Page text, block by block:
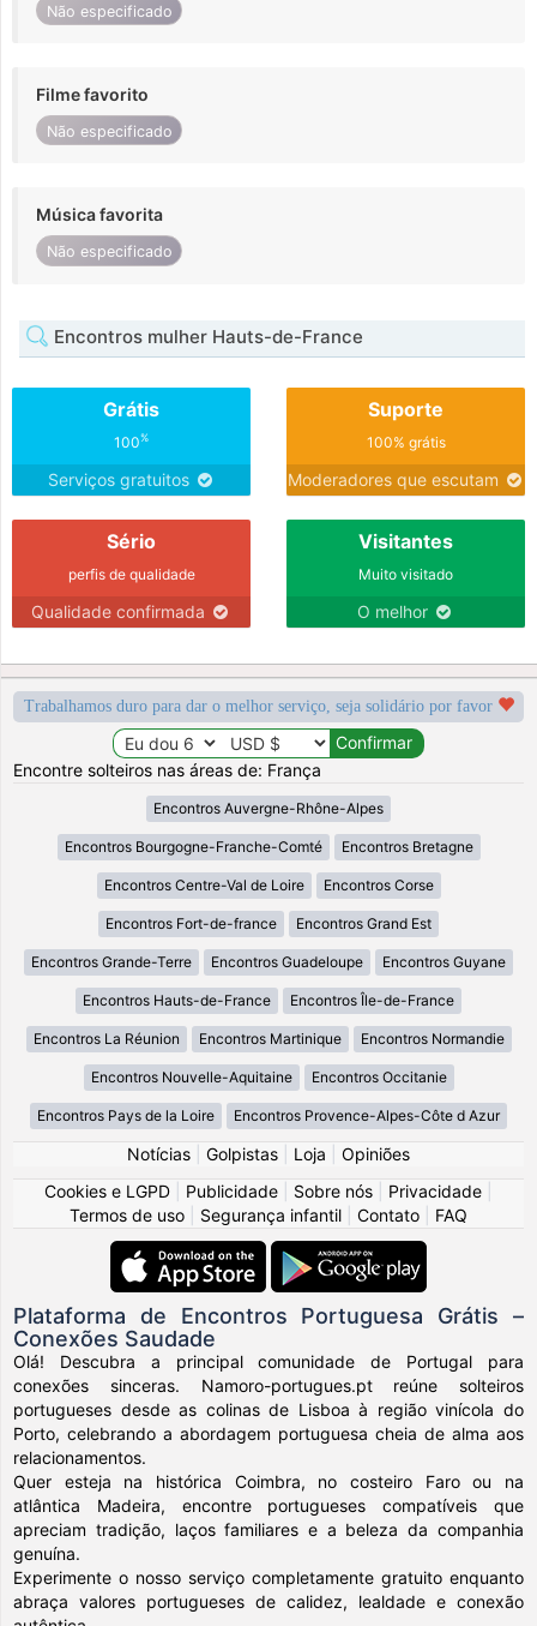
Não especificado
Filme favorito
Não especificado
Música favorita
Não especificado
Encontros mulher Hauts-de-France
Grátis
100%
Serviços gratuitos
Suporte
100% grátis
Moderadores que escutam
Sério
perfis de qualidade
Qualidade confirmada
Visitantes
Muito visitado
O melhor
Trabalhamos duro para dar o melhor serviço, seja solidário por favor
Encontre solteiros nas áreas de: França
Encontros Auvergne-Rhône-Alpes
Encontros Bourgogne-Franche-Comté Encontros Bretagne
Encontros Centre-Val de Loire Encontros Corse
Encontros Fort-de-france Encontros Grand Est
Encontros Grande-Terre Encontros Guadeloupe Encontros Guyane
Encontros Hauts-de-France Encontros Île-de-France
Encontros La Réunion Encontros Martinique Encontros Normandie
Encontros Nouvelle-Aquitaine Encontros Occitanie
Encontros Pays de la Loire Encontros Provence-Alpes-Côte d Azur
Notícias Golpistas Loja
Opiniões
Cookies e LGPD
Publicidade Sobre nós Privacidade
Termos de uso
Segurança infantil Contato FAQ
Plataforma de Encontros Portuguesa Grátis –
Conexões Saudade
Olá! Descubra a principal comunidade de Portugal para
conexões sinceras. Namoro-portugues.pt reúne solteiros
portugueses desde as colinas de Lisboa à região vinícola do
Porto, celebrando a abordagem portuguesa cheia de alma aos
relacionamentos.
Quer esteja na histórica Coimbra, no costeiro Faro ou na
atlântica Madeira, encontre portugueses compatíveis que
apreciam tradição, laços familiares e a beleza da companhia
genuína.
Experimente o nosso serviço completamente gratuito enquanto
abraça valores portugueses de calidez, lealdade e conexão